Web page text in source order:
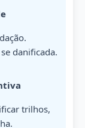
danificada.
trilhos,